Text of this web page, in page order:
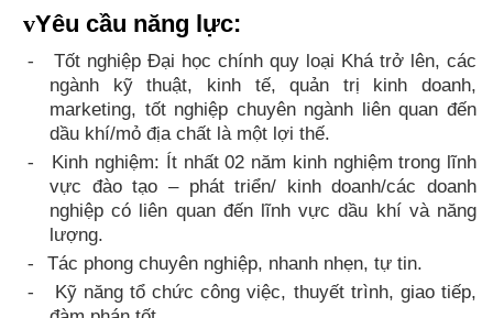
vYêu cầu năng lực:
-
Tốt nghiệp Đại học chính quy loại Khá trở lên, các
ngành kỹ thuật, kinh tế, quản trị kinh doanh,
marketing, tốt nghiệp chuyên ngành liên quan đến
dầu khí/mỏ địa chất là một lợi thế.
-
Kinh nghiệm: Ít nhất 02 năm kinh nghiệm trong lĩnh
vực đào tạo – phát triển/ kinh doanh/các doanh
nghiệp có liên quan đến lĩnh vực dầu khí và năng
lượng.
- Tác phong chuyên nghiệp, nhanh nhẹn, tự tin.
-
Kỹ năng tổ chức công việc, thuyết trình, giao tiếp,